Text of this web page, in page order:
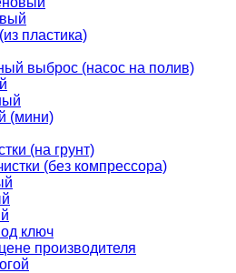
пластика)
выброс (насос на полив)
(мини)
(на грунт)
(без компрессора)
ключ
производителя